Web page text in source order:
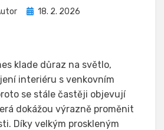
Zveřejněno
18. 2. 2026
klade důraz na světlo,
interiéru s venkovním
se stále častěji objevují
dokážou výrazně proměnit
Díky velkým proskleným